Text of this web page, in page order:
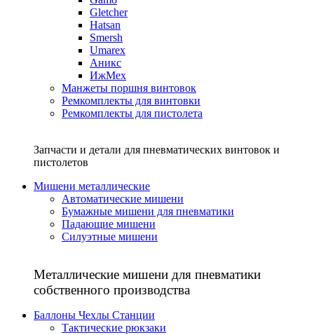
Gletcher
Hatsan
Smersh
Umarex
Аникс
ИжМех
Манжеты поршня винтовок
Ремкомплекты для винтовки
Ремкомплекты для пистолета
Запчасти и детали для пневматических винтовок и
пистолетов
Мишени металлические
Автоматические мишени
Бумажные мишени для пневматики
Падающие мишени
Силуэтные мишени
Металлические мишени для пневматики
собственного производства
Баллоны Чехлы Станции
Тактические рюкзаки